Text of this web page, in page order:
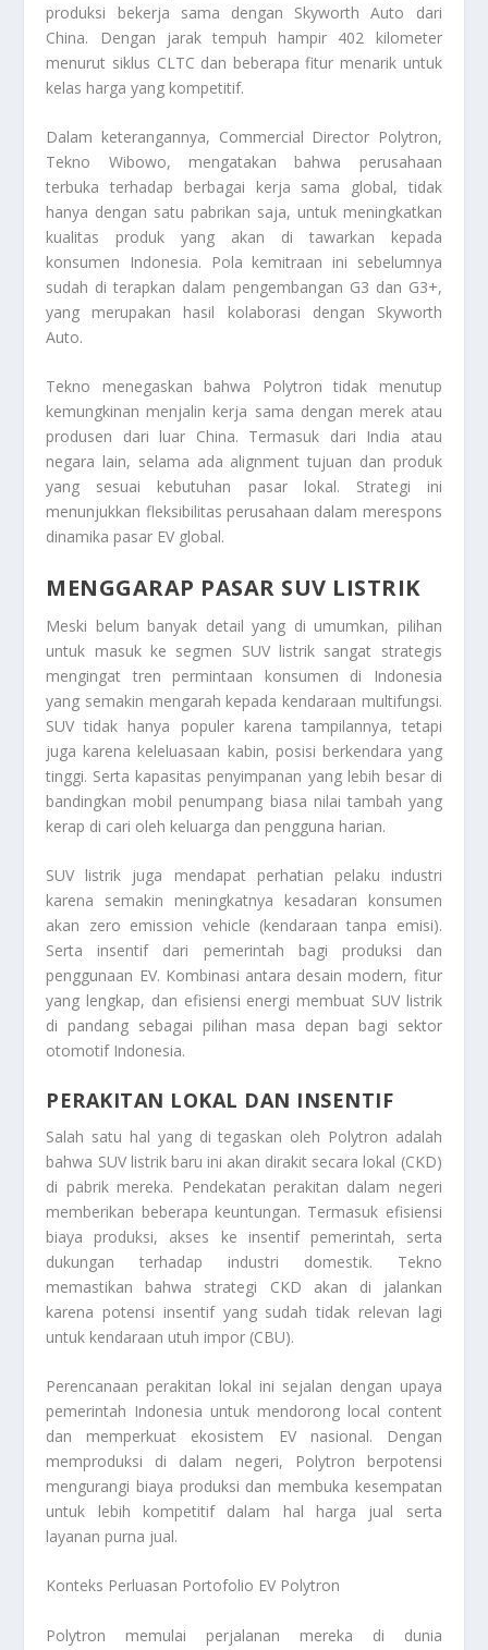
produksi bekerja sama dengan Skyworth Auto dari
China. Dengan jarak tempuh hampir 402 kilometer
menurut siklus CLTC dan beberapa fitur menarik untuk
kelas harga yang kompetitif.
Dalam keterangannya, Commercial Director Polytron,
Tekno Wibowo, mengatakan bahwa perusahaan
terbuka terhadap berbagai kerja sama global, tidak
hanya dengan satu pabrikan saja, untuk meningkatkan
kualitas produk yang akan di tawarkan kepada
konsumen Indonesia. Pola kemitraan ini sebelumnya
sudah di terapkan dalam pengembangan G3 dan G3+,
yang merupakan hasil kolaborasi dengan Skyworth
Auto.
Tekno menegaskan bahwa Polytron tidak menutup
kemungkinan menjalin kerja sama dengan merek atau
produsen dari luar China. Termasuk dari India atau
negara lain, selama ada alignment tujuan dan produk
yang sesuai kebutuhan pasar lokal. Strategi ini
menunjukkan fleksibilitas perusahaan dalam merespons
dinamika pasar EV global.
MENGGARAP PASAR SUV LISTRIK
Meski belum banyak detail yang di umumkan, pilihan
untuk masuk ke segmen SUV listrik sangat strategis
mengingat tren permintaan konsumen di Indonesia
yang semakin mengarah kepada kendaraan multifungsi.
SUV tidak hanya populer karena tampilannya, tetapi
juga karena keleluasaan kabin, posisi berkendara yang
tinggi. Serta kapasitas penyimpanan yang lebih besar di
bandingkan mobil penumpang biasa nilai tambah yang
kerap di cari oleh keluarga dan pengguna harian.
SUV listrik juga mendapat perhatian pelaku industri
karena semakin meningkatnya kesadaran konsumen
akan zero emission vehicle (kendaraan tanpa emisi).
Serta insentif dari pemerintah bagi produksi dan
penggunaan EV. Kombinasi antara desain modern, fitur
yang lengkap, dan efisiensi energi membuat SUV listrik
di pandang sebagai pilihan masa depan bagi sektor
otomotif Indonesia.
PERAKITAN LOKAL DAN INSENTIF
Salah satu hal yang di tegaskan oleh Polytron adalah
bahwa SUV listrik baru ini akan dirakit secara lokal (CKD)
di pabrik mereka. Pendekatan perakitan dalam negeri
memberikan beberapa keuntungan. Termasuk efisiensi
biaya produksi, akses ke insentif pemerintah, serta
dukungan terhadap industri domestik. Tekno
memastikan bahwa strategi CKD akan di jalankan
karena potensi insentif yang sudah tidak relevan lagi
untuk kendaraan utuh impor (CBU).
Perencanaan perakitan lokal ini sejalan dengan upaya
pemerintah Indonesia untuk mendorong local content
dan memperkuat ekosistem EV nasional. Dengan
memproduksi di dalam negeri, Polytron berpotensi
mengurangi biaya produksi dan membuka kesempatan
untuk lebih kompetitif dalam hal harga jual serta
layanan purna jual.
Konteks Perluasan Portofolio EV Polytron
Polytron memulai perjalanan mereka di dunia